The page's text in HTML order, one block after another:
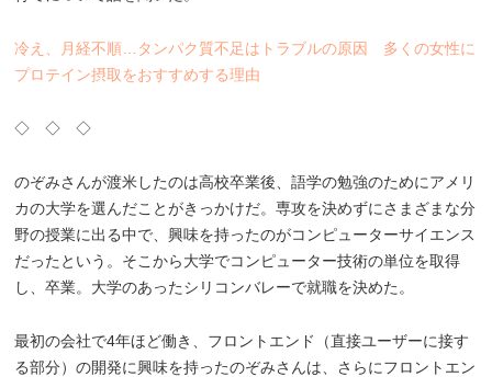
冷え、月経不順…タンパク質不足はトラブルの原因 多くの女性に
プロテイン摂取をおすすめする理由
◇ ◇ ◇
のぞみさんが渡米したのは高校卒業後、語学の勉強のためにアメリ
カの大学を選んだことがきっかけだ。専攻を決めずにさまざまな分
野の授業に出る中で、興味を持ったのがコンピューターサイエンス
だったという。そこから大学でコンピューター技術の単位を取得
し、卒業。大学のあったシリコンバレーで就職を決めた。
最初の会社で4年ほど働き、フロントエンド（直接ユーザーに接す
る部分）の開発に興味を持ったのぞみさんは、さらにフロントエン